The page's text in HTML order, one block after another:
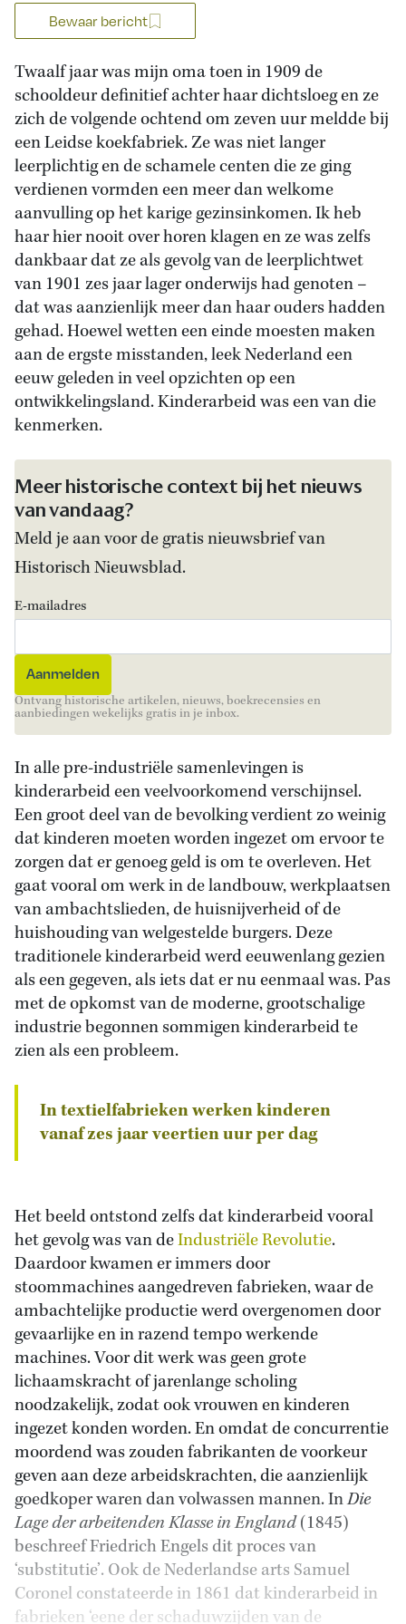
Bewaar bericht
Twaalf jaar was mijn oma toen in 1909 de
schooldeur definitief achter haar dichtsloeg en ze
zich de volgende ochtend om zeven uur meldde bij
een Leidse koekfabriek. Ze was niet langer
leerplichtig en de schamele centen die ze ging
verdienen vormden een meer dan welkome
aanvulling op het karige gezinsinkomen. Ik heb
haar hier nooit over horen klagen en ze was zelfs
dankbaar dat ze als gevolg van de leerplichtwet
van 1901 zes jaar lager onderwijs had genoten –
dat was aanzienlijk meer dan haar ouders hadden
gehad. Hoewel wetten een einde moesten maken
aan de ergste misstanden, leek Nederland een
eeuw geleden in veel opzichten op een
ontwikkelingsland. Kinderarbeid was een van die
kenmerken.
Meer historische context bij het nieuws
van vandaag?
Meld je aan voor de gratis nieuwsbrief van
Historisch Nieuwsblad.
E-mailadres
Ontvang historische artikelen, nieuws, boekrecensies en
aanbiedingen wekelijks gratis in je inbox.
In alle pre-industriële samenlevingen is
kinderarbeid een veelvoorkomend verschijnsel.
Een groot deel van de bevolking verdient zo weinig
dat kinderen moeten worden ingezet om ervoor te
zorgen dat er genoeg geld is om te overleven. Het
gaat vooral om werk in de landbouw, werkplaatsen
van ambachtslieden, de huisnijverheid of de
huishouding van welgestelde burgers. Deze
traditionele kinderarbeid werd eeuwenlang gezien
als een gegeven, als iets dat er nu eenmaal was. Pas
met de opkomst van de moderne, grootschalige
industrie begonnen sommigen kinderarbeid te
zien als een probleem.
In textielfabrieken werken kinderen
vanaf zes jaar veertien uur per dag
Het beeld ontstond zelfs dat kinderarbeid vooral
het gevolg was van deIndustriële Revolutie.
Daardoor kwamen er immers door
stoommachines aangedreven fabrieken, waar de
ambachtelijke productie werd overgenomen door
gevaarlijke en in razend tempo werkende
machines. Voor dit werk was geen grote
lichaamskracht of jarenlange scholing
noodzakelijk, zodat ook vrouwen en kinderen
ingezet konden worden. En omdat de concurrentie
moordend was zouden fabrikanten de voorkeur
geven aan deze arbeidskrachten, die aanzienlijk
goedkoper waren dan volwassen mannen. InDie
Lage der arbeitenden Klasse in England(1845)
beschreef Friedrich Engels dit proces van
‘substitutie’. Ook de Nederlandse arts Samuel
Coronel constateerde in 1861 dat kinderarbeid in
fabrieken ‘eene der schaduwzijden van de